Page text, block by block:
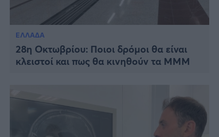
ΕΛΛΑΔΑ
28η Οκτωβρίου: Ποιοι δρόμοι θα είναι
κλειστοί και πως θα κινηθούν τα ΜΜΜ